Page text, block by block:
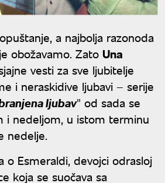
a najbolja razonoda
obožavamo. Zato Una
vesti za sve ljubitelje
i neraskidive ljubavi – serije
ljubav" od sada se
i nedeljom, u istom terminu
nedelje.
o Esmeraldi, devojci odrasloj
koja se suočava sa